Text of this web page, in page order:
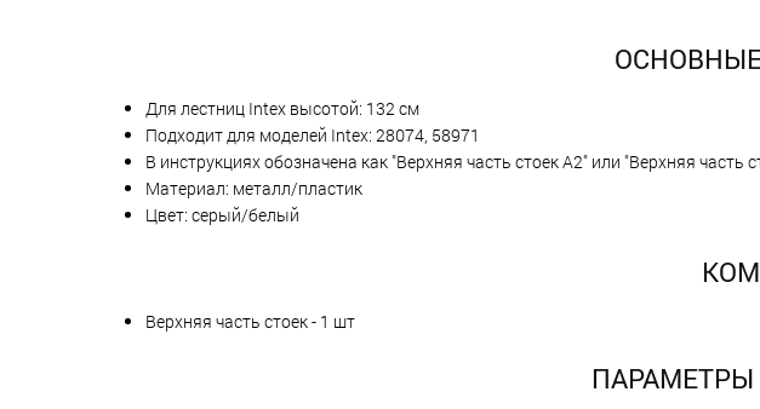
Для лестниц Intex высотой: 132 см
Подходит для моделей Intex: 28074, 58971
В инструкциях обозначена как "Верхняя часть стоек А2" или "Верхняя часть
Материал: металл/пластик
Цвет: серый/белый
Верхняя часть стоек - 1 шт
ПАРАМЕТРЫ